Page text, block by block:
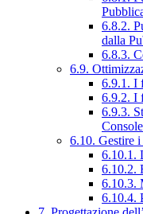
6.8.2.
dalla
6.8.3.
6.9.
6.9.1. I
6.9.2. I
6.9.3.
Console
6.10. Gestire
6.10.1.
6.10.2.
6.10.3.
6.10.4.